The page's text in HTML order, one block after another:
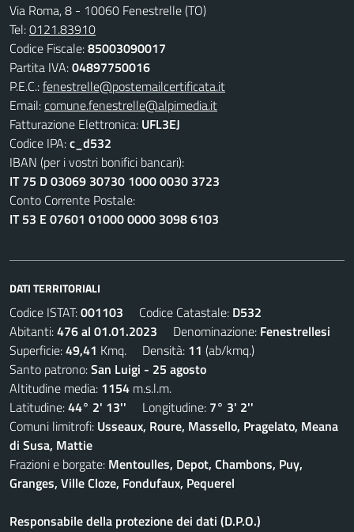
Via Roma, 8 - 10060 Fenestrelle (TO)
Tel:0121.83910
Codice Fiscale:85003090017
Partita IVA:04897750016
P.E.C.:fenestrelle@postemailcertificata.it
Email:comune.fenestrelle@alpimedia.it
Fatturazione Elettronica: UFL3EJ
Codice IPA:c_d532
IBAN (per i vostri bonifici bancari):
IT 75 D 03069 30730 1000 0030 3723
Conto Corrente Postale:
IT 53 E 07601 01000 0000 3098 6103
DATI TERRITORIALI
Codice ISTAT:001103 Codice Catastale: D532
Abitanti:476 al 01.01.2023 Denominazione: Fenestrellesi
Superficie:49,41 Kmq. Densità: 11 (ab/kmq.)
Santo patrono:San Luigi - 25 agosto
Altitudine media: 1154 m.s.l.m.
Latitudine:44° 2' 13'' Longitudine: 7° 3' 2''
Comuni limitrofi: Usseaux, Roure, Massello, Pragelato, Meana
di Susa, Mattie
Frazioni e borgate: Mentoulles, Depot, Chambons, Puy,
Granges, Ville Cloze, Fondufaux, Pequerel
Responsabile della protezione dei dati (D.P.O.)